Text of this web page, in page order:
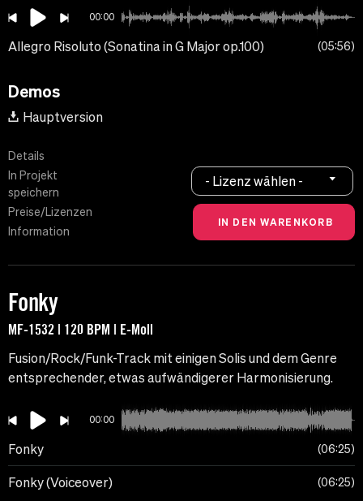
00:00
Allegro Risoluto (Sonatina in G Major op.100) 05:56
Demos
Hauptversion
Details
In Projekt
speichern
Preise/Lizenzen
Information
- Lizenz wählen -
Fonky
MF-1532 | 120 BPM | E-Moll
Fusion/Rock/Funk-Track mit einigen Solis und dem Genre
entsprechender, etwas aufwändigerer Harmonisierung.
00:00
Fonky 06:25
Fonky (Voiceover) 06:25